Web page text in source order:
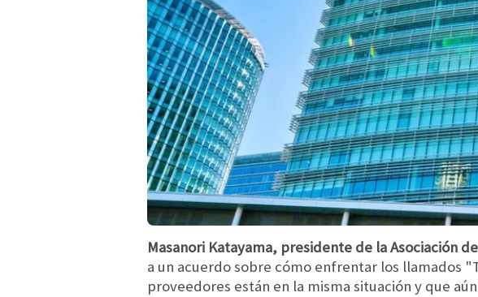
Masanori Katayama, presidente de la Asociación
a un acuerdo sobre cómo enfrentar los llamados
proveedores están en la misma situación y que